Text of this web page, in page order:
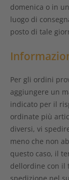
domenica o in
luogo di
posto di tale
Per gli ordini
aggiungere un
indicato per il
ordinate più
diversi, vi
meno che non
questo caso, il
dellordine con il